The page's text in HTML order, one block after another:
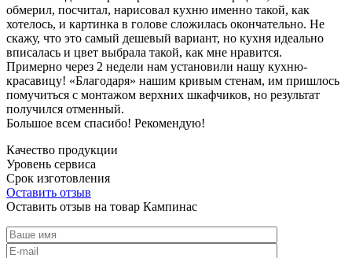
обмерил, посчитал, нарисовал кухню именно такой, как
хотелось, и картинка в голове сложилась окончательно. Не
скажу, что это самый дешевый вариант, но кухня идеально
вписалась и цвет выбрала такой, как мне нравится.
Примерно через 2 недели нам установили нашу кухню-
красавицу! «Благодаря» нашим кривым стенам, им пришлось
помучиться с монтажом верхних шкафчиков, но результат
получился отменный.
Большое всем спасибо! Рекомендую!
Качество продукции
Уровень сервиса
Срок изготовления
Оставить отзыв
Оставить отзыв на товар Кампинас